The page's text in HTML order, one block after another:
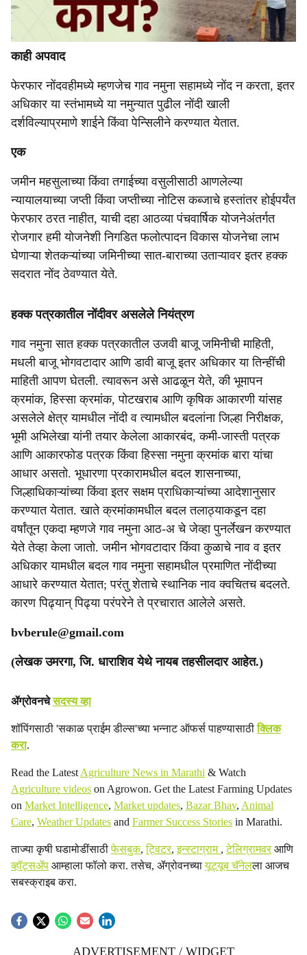
काही अपवाद
फेरफार नोंदवहीमध्ये म्हणजेच गाव नमुना सहामध्ये नोंद न करता, इतर
अधिकार या स्तंभामध्ये या नमुन्यात पुढील नोंदी खाली
दर्शविल्याप्रमाणे शाईने किंवा पेन्सिलीने करण्यात येतात.
एक
जमीन महसुलाच्या किंवा तगाईच्या वसुलीसाठी आणलेल्या
न्यायालयाच्या जप्ती किंवा जप्तीच्या नोटिस कब्जाचे हस्तांतर होईपर्यंत
फेरफार ठरत नाहीत, याची दहा आठव्या पंचवार्षिक योजनेअंतर्गत
रोजगार हमी योजनेशी निगडित फलोत्पादन विकास योजनेचा लाभ
घेणाऱ्या शेतकऱ्यांच्या जमिनीच्या सात-बाराच्या उताऱ्यावर इतर हक्क
सदरात नोंद ठेवण्यात येते.
हक्क पत्रकातील नोंदीवर असलेले नियंत्रण
गाव नमुना सात हक्क पत्रकातील उजवी बाजू जमिनीची माहिती,
मधली बाजू भोगवटादार आणि डावी बाजू इतर अधिकार या तिन्हींची
माहिती आपण घेतली. त्यावरून असे आढळून येते, की भूमापन
क्रमांक, हिस्सा क्रमांक, पोटखराब आणि कृषिक आकारणी यांसह
असलेले क्षेत्र यामधील नोंदी व त्यामधील बदलांना जिल्हा निरीक्षक,
भूमी अभिलेखा यांनी तयार केलेला आकारबंद, कमी-जास्ती पत्रक
आणि आकारफोड पत्रक किंवा हिस्सा नमुना क्रमांक बारा यांचा
आधार असतो. भूधारणा प्रकारामधील बदल शासनाच्या,
जिल्हाधिकाऱ्यांच्या किंवा इतर सक्षम प्राधिकाऱ्यांच्या आदेशानुसार
करण्यात येतात. खाते क्रमांकामधील बदल तलाठ्याकडून दहा
वर्षांतून एकदा म्हणजे गाव नमुना आठ-अ चे जेव्हा पुनर्लेखन करण्यात
येते तेव्हा केला जातो. जमीन भोगवटादार किंवा कुळाचे नाव व इतर
अधिकार यामधील बदल गाव नमुना सहामधील प्रमाणित नोंदीच्या
आधारे करण्यात येतात; परंतु शेताचे स्थानिक नाव क्वचितच बदलते.
कारण पिढ्यान् पिढ्या परंपरेने ते प्रचारात आलेले असते.
bvberule@gmail.com
(लेखक उमरगा, जि. धाराशिव येथे नायब तहसीलदार आहेत.)
ॲग्रोवनचेसदस्य व्हा
शॉपिंगसाठी 'सकाळ प्राईम डील्स'च्या भन्नाट ऑफर्स पाहण्यासाठीक्लिक
करा.
Read the Latest Agriculture News in Marathi & Watch
Agriculture videos on Agrowon. Get the Latest Farming Updates
on Market Intelligence, Market updates, Bazar Bhav, Animal
Care, Weather Updates and Farmer Success Stories in Marathi.
ताज्या कृषी घडामोडींसाठीफेसबुक,ट्विटर,इन्स्टाग्राम ,टेलिग्रामवरआणि
व्हॉट्सॲप आम्हाला फॉलो करा. तसेच, ॲग्रोवनच्यायूट्यूब चॅनेलला आजच
सबस्क्राइब करा.
ADVERTISEMENT / WIDGET